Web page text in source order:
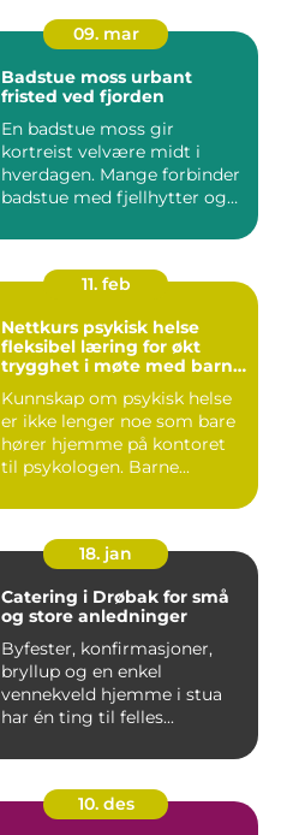
09. mar
Badstue moss urbant
fristed ved fjorden
En badstue moss gir
kortreist velvære midt i
hverdagen. Mange forbinder
badstue med fjellhytter og
11. feb
Nettkurs psykisk helse
fleksibel læring for økt
trygghet i møte med barn
Kunnskap om psykisk helse
er ikke lenger noe som bare
hører hjemme på kontoret
til psykologen. Barne...
18. jan
Catering i Drøbak for små
og store anledninger
Byfester, konfirmasjoner,
bryllup og en enkel
vennekveld hjemme i stua
har én ting til felles...
10. des